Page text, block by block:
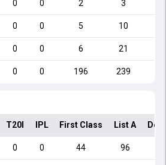
0 0 2 3
0 0 5 10
0 0 6 21
0 0 196 239
T20I IPL First Class List A
0 0 44 96